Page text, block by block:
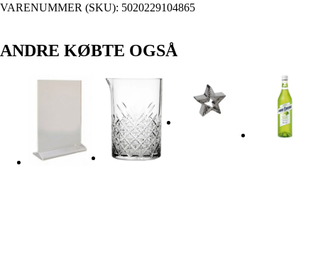
VARENUMMER (SKU): 5020229104865
ANDRE KØBTE OGSÅ